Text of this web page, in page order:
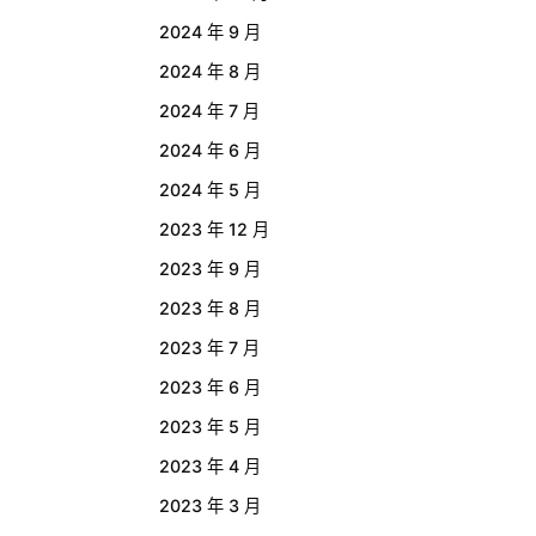
2024 年 9 月
2024 年 8 月
2024 年 7 月
2024 年 6 月
2024 年 5 月
2023 年 12 月
2023 年 9 月
2023 年 8 月
2023 年 7 月
2023 年 6 月
2023 年 5 月
2023 年 4 月
2023 年 3 月